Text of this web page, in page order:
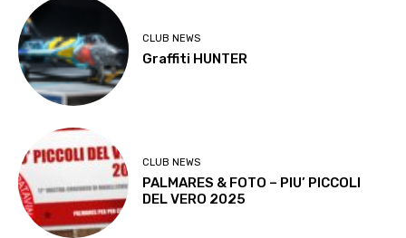
CLUB NEWS
Graffiti HUNTER
CLUB NEWS
PALMARES & FOTO – PIU’ PICCOLI
DEL VERO 2025